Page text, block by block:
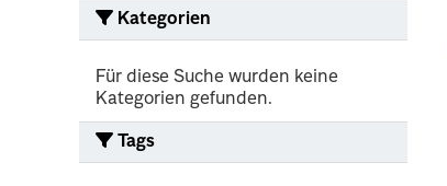
Kategorien
Für diese Suche wurden keine
Kategorien gefunden.
Tags